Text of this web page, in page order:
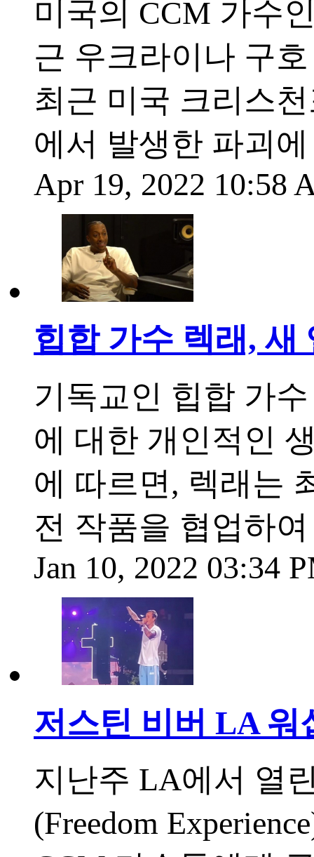
미국의 CCM 가수
근 우크라이나 구
최근 미국 크리스
에서 발생한 파괴
Apr 19, 2022 10:58
힙합 가수 렉래,
기독교인 힙합 가
에 대한 개인적인
에 따르면, 렉래는
전 작품을 협업하
Jan 10, 2022 03:34
저스틴 비버 LA 워
지난주 LA에서 열
(Freedom